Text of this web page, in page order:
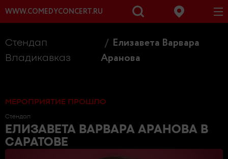
WWW.COMEDYCONCERT.RU
Стендап
Владикавказ
Елизавета Варвара
Аранова
МЕРОПРИЯТИЕ ПРОШЛО
Стендап
ЕЛИЗАВЕТА ВАРВАРА АРАНОВА В
САРАТОВЕ